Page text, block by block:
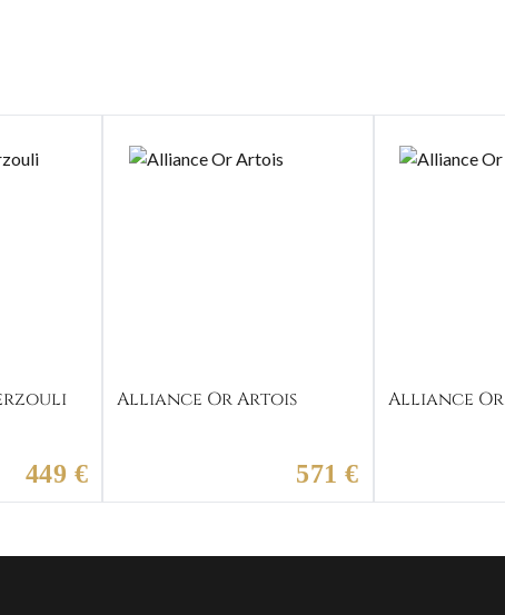
449 €
Alliance Or Artois
571 €
Alliance